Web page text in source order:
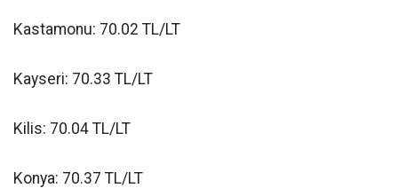
Kastamonu: 70.02 TL/LT
Kayseri: 70.33 TL/LT
Kilis: 70.04 TL/LT
Konya: 70.37 TL/LT